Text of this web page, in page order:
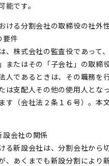
能です。
ける分割会社の取締役の社外
要件
、株式会社の監査役であって
またはその「子会社」の取締
人であるときは、その職務を
は支配人その他の使用人とな
す（会社法２条１６号）。本
会社の関係
る新設会社は、分割会社から
、あくまでも新設分割により